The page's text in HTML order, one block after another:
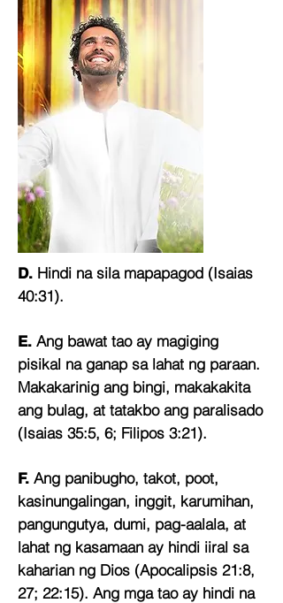
D. Hindi na sila mapapagod (Isaias
40:31).
E. Ang bawat tao ay magiging
pisikal na ganap sa lahat ng paraan.
Makakarinig ang bingi, makakakita
ang bulag, at tatakbo ang paralisado
(Isaias 35:5, 6; Filipos 3:21).
F. Ang panibugho, takot, poot,
kasinungalingan, inggit, karumihan,
pangungutya, dumi, pag-aalala, at
lahat ng kasamaan ay hindi iiral sa
kaharian ng Dios (Apocalipsis 21:8,
27; 22:15). Ang mga tao ay hindi na